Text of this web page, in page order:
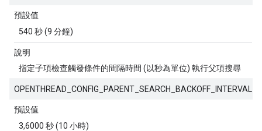
預設值
540 秒 (9 分鐘)
說明
指定子項檢查觸發條件的間隔時間 (以秒為單位) 執行父項搜尋
OPENTHREAD_CONFIG_PARENT_SEARCH_BACKOFF_INTERVAL
預設值
3,6000 秒 (10 小時)